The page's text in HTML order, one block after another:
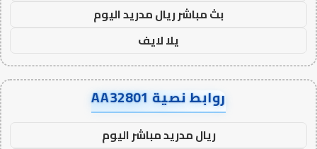
بث مباشر ريال مدريد اليوم
يلا لايف
روابط نصية AA32801
ريال مدريد مباشر اليوم